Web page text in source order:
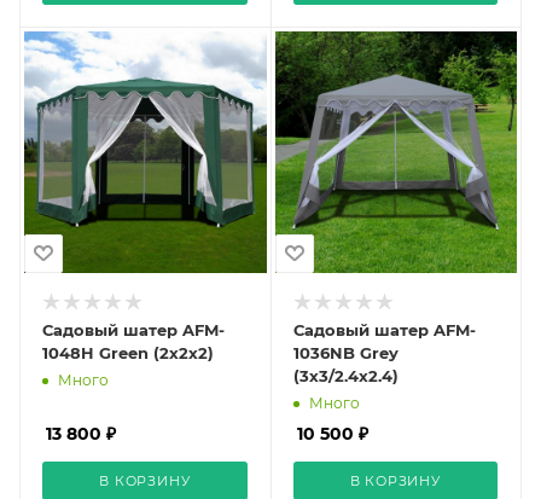
Садовый шатер AFM-
1048H Green (2х2х2)
Много
13 800 ₽
В КОРЗИНУ
Садовый шатер AFM-
1036NB Grey
(3x3/2.4x2.4)
Много
10 500 ₽
В КОРЗИНУ